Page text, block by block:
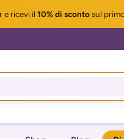
e ricevi il 10% di scontosul